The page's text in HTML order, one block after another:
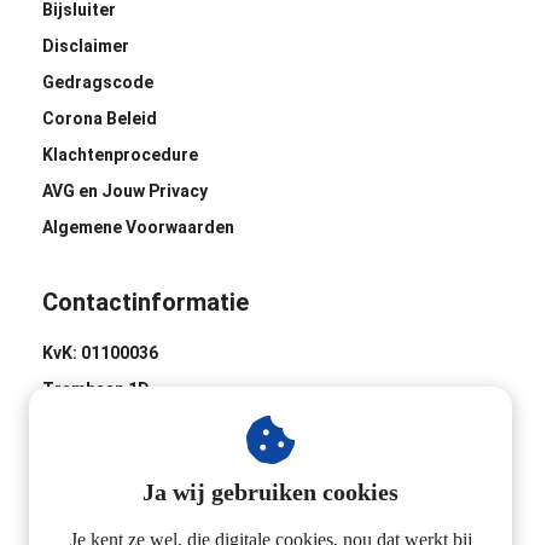
Bijsluiter
Disclaimer
Gedragscode
Corona Beleid
Klachtenprocedure
AVG en Jouw Privacy
Algemene Voorwaarden
Contactinformatie
KvK: 01100036
Trambaan 1D
Industrieweg 2D
3433 NL Nieuwegein
Ja wij gebruiken cookies
Je kent ze wel, die digitale cookies, nou dat werkt bij